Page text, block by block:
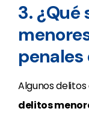
3. ¿Qué
Algunos
delitos